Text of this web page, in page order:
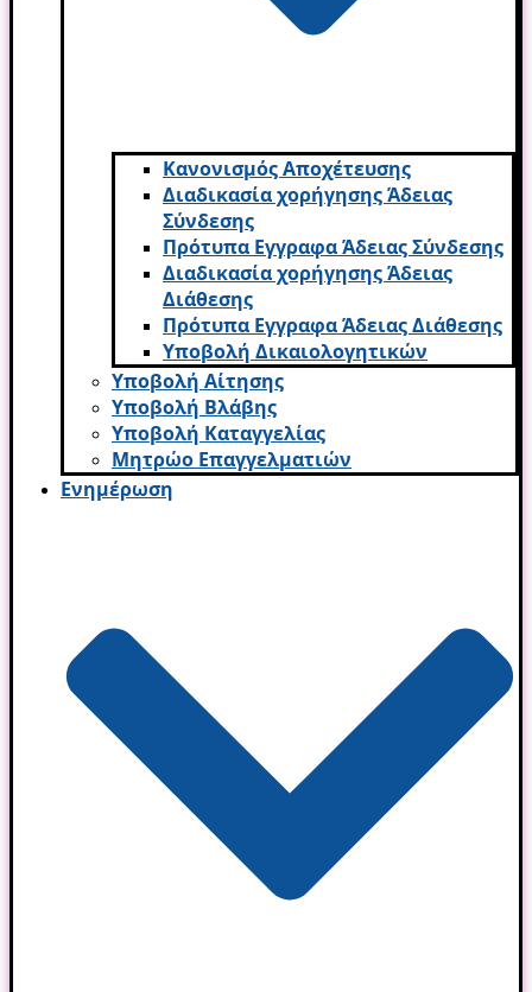
Κανονισμός Αποχέτευσης
Διαδικασία χορήγησης Άδειας
Σύνδεσης
Πρότυπα Εγγραφα Άδειας Σύνδεσης
Διαδικασία χορήγησης Άδειας
Διάθεσης
Πρότυπα Εγγραφα Άδειας Διάθεσης
Υποβολή Δικαιολογητικών
Υποβολή Αίτησης
Υποβολή Βλάβης
Υποβολή Καταγγελίας
Μητρώο Επαγγελματιών
Ενημέρωση